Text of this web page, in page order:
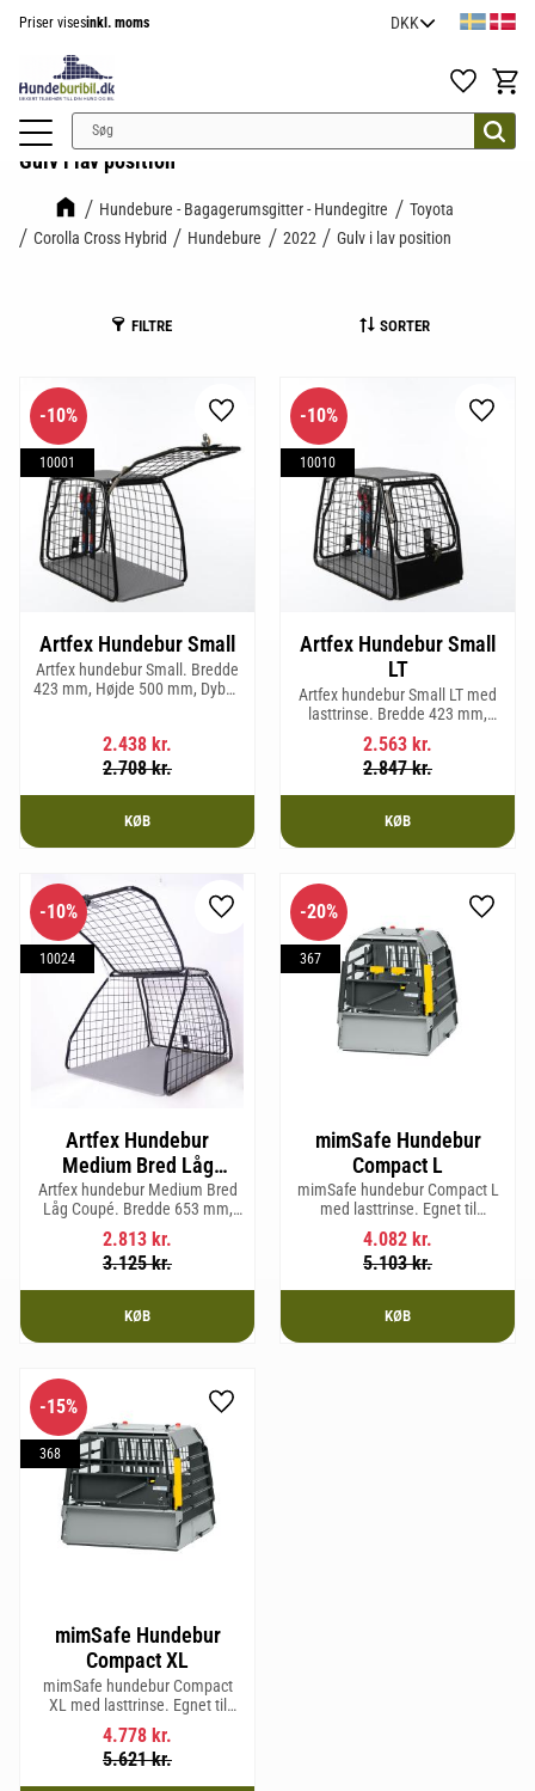
Priser visesinkl. moms
Favoritter
Gulv i lav position
Hundebure - Bagagerumsgitter - Hundegitre
Toyota
Corolla Cross Hybrid
Hundebure 2022 Gulv i lav position
FILTRE SORTER
Artfex Hundebur Small
Artfex hundebur Small. Bredde
423 mm, Højde 500 mm, Dybde
2.438 kr.
2.708kr.
10%
10001
Gem som favorit
KØB
Artfex Hundebur Small
LT
Artfex hundebur Small LT med
lasttrinse. Bredde 423 mm,
Højde 500 mm, Dybde 670 mm
og vægt 12,9 kg.
2.563 kr.
2.847kr.
10%
10010
Gem
KØB
Artfex Hundebur
Medium Bred Låg
Coupé
Artfex hundebur Medium Bred
Låg Coupé. Bredde 653 mm,
Højde 580 mm, Dybde 830 mm
og vægt 17,5 kg.
2.813 kr.
3.125kr.
10%
10024
Gem som favorit
KØB
mimSafe Hundebur
Compact L
mimSafe hundebur Compact L
med lasttrinse. Egnet til
hunderacer med en
skulderhøjde på op til 58 cm.
4.082 kr.
5.103kr.
20%
367
Gem
KØB
mimSafe Hundebur
Compact XL
mimSafe hundebur Compact
XL med lasttrinse. Egnet til
hunderacer med en
skulderhøjde på op til 58 cm.
4.778 kr.
5.621kr.
15%
368
Gem som favorit